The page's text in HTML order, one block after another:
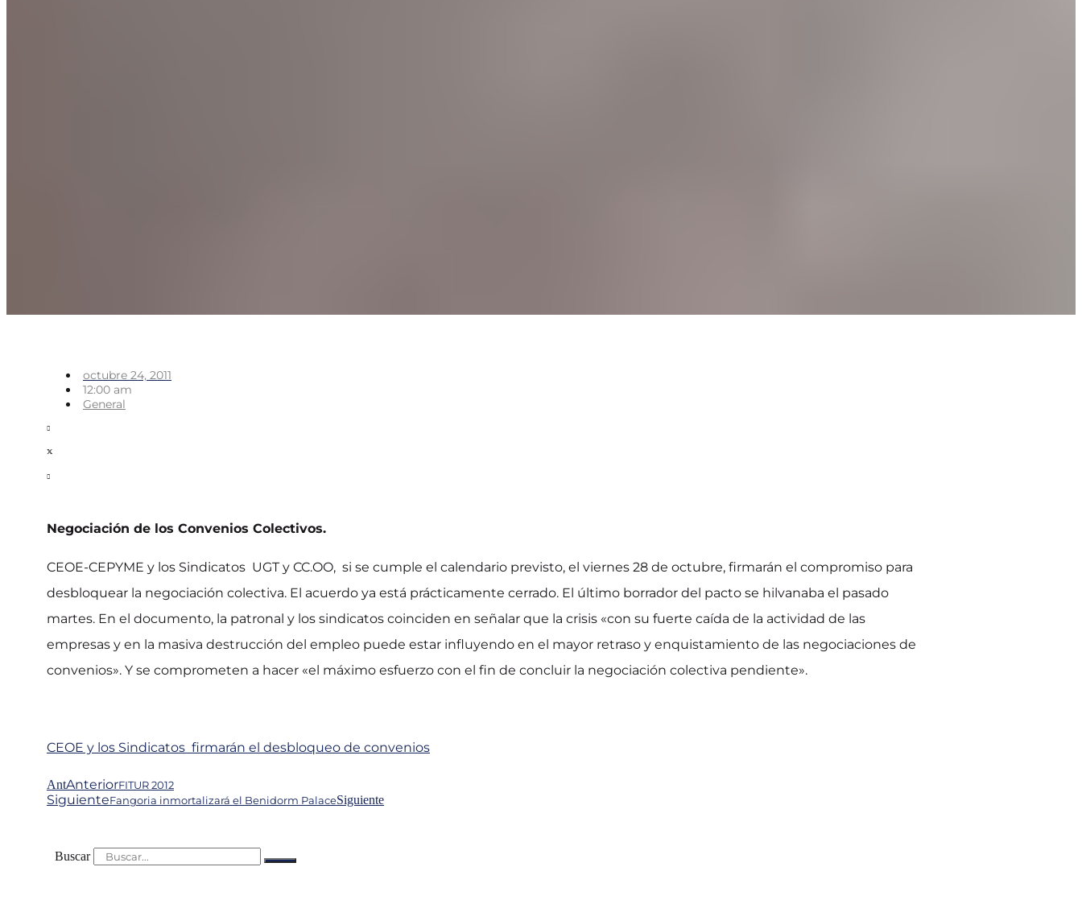
octubre 24, 2011
12:00 am
General
Negociación de los Convenios Colectivos.
CEOE-CEPYME y los Sindicatos UGT y CC.OO, si se cumple el calendario previsto, el viernes 28 de octubre, firmarán el compromiso para
desbloquear la negociación colectiva. El acuerdo ya está prácticamente cerrado. El último borrador del pacto se hilvanaba el pasado
martes. En el documento, la patronal y los sindicatos coinciden en señalar que la crisis «con su fuerte caída de la actividad de las
empresas y en la masiva destrucción del empleo puede estar influyendo en el mayor retraso y enquistamiento de las negociaciones de
convenios». Y se comprometen a hacer «el máximo esfuerzo con el fin de concluir la negociación colectiva pendiente».
CEOE y los Sindicatos firmarán el desbloqueo de convenios
AntAnteriorFITUR 2012
SiguienteFangoria inmortalizará el Benidorm PalaceSiguiente
Buscar